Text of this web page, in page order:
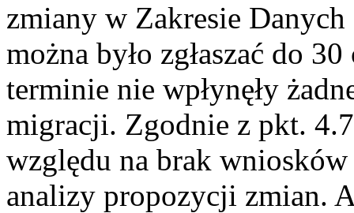
zmiany w Zakresie
można było zgłaszać do
terminie nie wpłynęły
migracji. Zgodnie z pkt.
względu na brak
analizy propozycji zmian.